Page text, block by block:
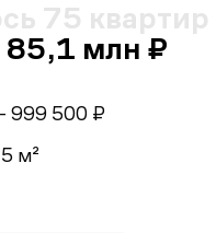
75 квартир
млн ₽
- 999 500 ₽
м²